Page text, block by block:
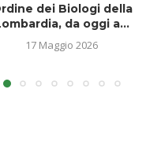
dei Biologi della
da oggi a...
17 Maggio 2026